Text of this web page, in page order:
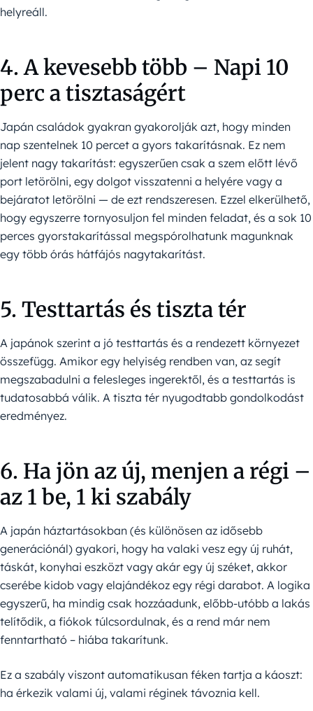
helyreáll.
4. A kevesebb több – Napi 10
perc a tisztaságért
Japán családok gyakran gyakorolják azt, hogy minden
nap szentelnek 10 percet a gyors takarításnak. Ez nem
jelent nagy takarítást: egyszerűen csak a szem előtt lévő
port letörölni, egy dolgot visszatenni a helyére vagy a
bejáratot letörölni — de ezt rendszeresen. Ezzel elkerülhető,
hogy egyszerre tornyosuljon fel minden feladat, és a sok 10
perces gyorstakarítással megspórolhatunk magunknak
egy több órás hátfájós nagytakarítást.
5. Testtartás és tiszta tér
A japánok szerint a jó testtartás és a rendezett környezet
összefügg. Amikor egy helyiség rendben van, az segít
megszabadulni a felesleges ingerektől, és a testtartás is
tudatosabbá válik. A tiszta tér nyugodtabb gondolkodást
eredményez.
6. Ha jön az új, menjen a régi –
az 1 be, 1 ki szabály
A japán háztartásokban (és különösen az idősebb
generációnál) gyakori, hogy ha valaki vesz egy új ruhát,
táskát, konyhai eszközt vagy akár egy új széket, akkor
cserébe kidob vagy elajándékoz egy régi darabot. A logika
egyszerű, ha mindig csak hozzáadunk, előbb-utóbb a lakás
telítődik, a fiókok túlcsordulnak, és a rend már nem
fenntartható – hiába takarítunk.
Ez a szabály viszont automatikusan féken tartja a káoszt:
ha érkezik valami új, valami réginek távoznia kell.